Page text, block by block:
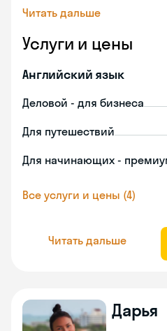
Читать дальше
Услуги и цены
Английский язык
Деловой - для бизнеса
Для путешествий
Для начинающих -
Все услуги и цены (4)
Читать дальше
Дарья